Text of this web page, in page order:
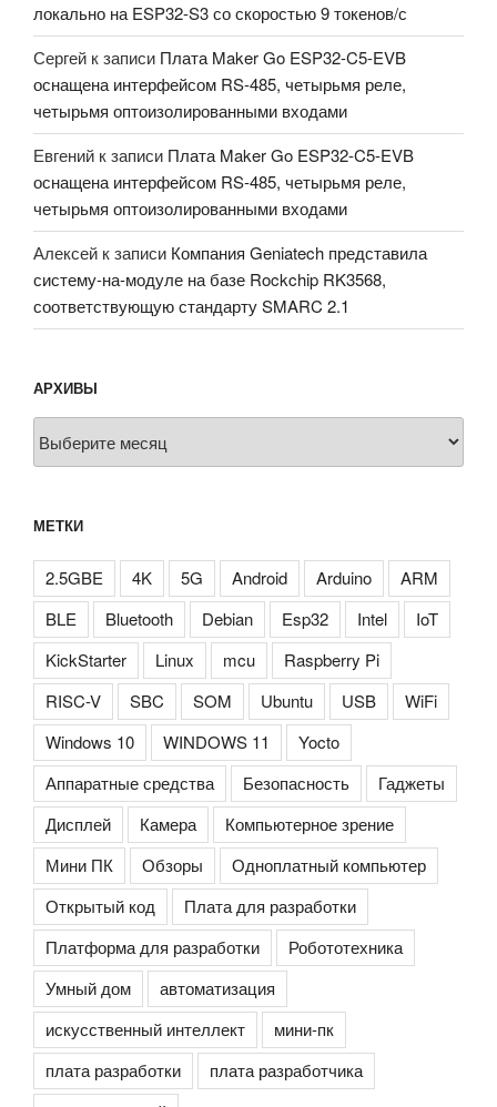
локально на ESP32-S3 со скоростью 9 токенов/с
Сергей к записи Плата Maker Go ESP32-C5-EVB
оснащена интерфейсом RS-485, четырьмя реле,
четырьмя оптоизолированными входами
Евгений к записи Плата Maker Go ESP32-C5-EVB
оснащена интерфейсом RS-485, четырьмя реле,
четырьмя оптоизолированными входами
Алексей к записи Компания Geniatech представила
систему-на-модуле на базе Rockchip RK3568,
соответствующую стандарту SMARC 2.1
АРХИВЫ
МЕТКИ
2.5GBE 4K 5G Android Arduino
ARM
BLE
Bluetooth Debian Esp32 Intel
IoT
KickStarter
Linux mcu
Raspberry Pi
RISC-V
SBC SOM Ubuntu USB
WiFi
Windows 10
WINDOWS 11
Yocto
Аппаратные средства
Безопасность
Гаджеты
Дисплей
Камера
Компьютерное зрение
Мини ПК
Обзоры
Одноплатный компьютер
Открытый код
Плата для разработки
Платформа для разработки
Робототехника
Умный дом
автоматизация
искусственный интеллект
мини-пк
плата разработки
плата разработчика